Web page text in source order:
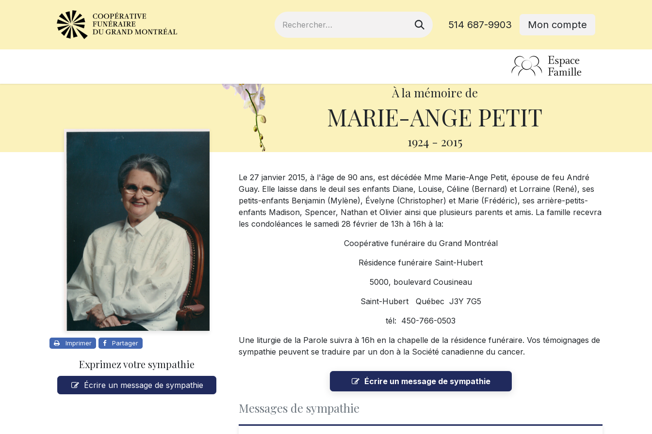
514 687-9903 Mon compte
À la mémoire de
MARIE-ANGE PETIT
1924 - 2015
Imprimer Partager
Exprimez votre sympathie
Écrire un message de sympathie
Le 27 janvier 2015, à l'âge de 90 ans, est décédée Mme Marie-Ange Petit, épouse de feu André
Guay. Elle laisse dans le deuil ses enfants Diane, Louise, Céline (Bernard) et Lorraine (René), ses
petits-enfants Benjamin (Mylène), Évelyne (Christopher) et Marie (Frédéric), ses arrière-petits-
enfants Madison, Spencer, Nathan et Olivier ainsi que plusieurs parents et amis. La famille recevra
les condoléances le samedi 28 février de 13h à 16h à la:
Coopérative funéraire du Grand Montréal
Résidence funéraire Saint-Hubert
5000, boulevard Cousineau
Saint-Hubert Québec J3Y 7G5
tél: 450-766-0503
Une liturgie de la Parole suivra à 16h en la chapelle de la résidence funéraire. Vos témoignages de
sympathie peuvent se traduire par un don à la Société canadienne du cancer.
Écrire un message de sympathie
Messages de sympathie